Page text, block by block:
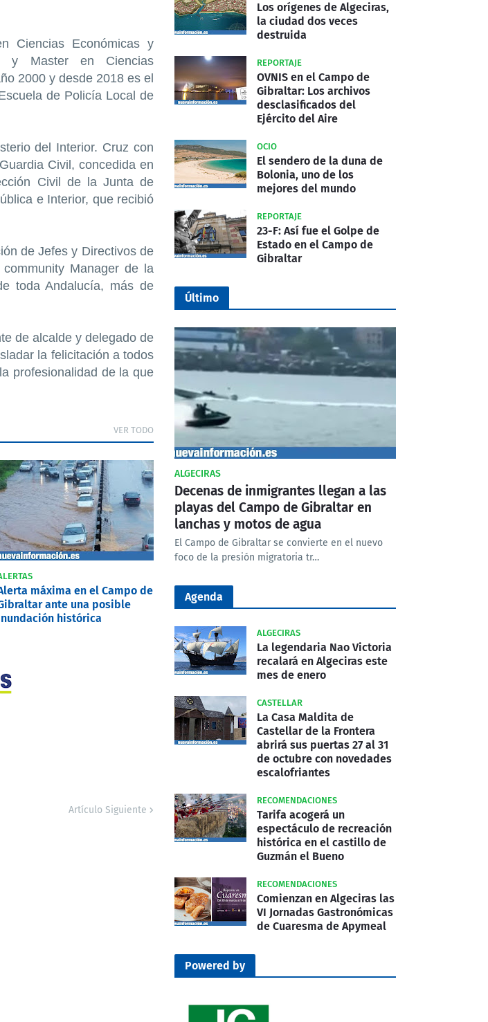
Ciencias Económicas y
y Master en Ciencias
2000 y desde 2018 es el
de Policía Local de
del Interior. Cruz con
Civil, concedida en
Civil de la Junta de
e Interior, que recibió
de Jefes y Directivos de
Manager de la
toda Andalucía, más de
de alcalde y delegado de
la felicitación a todos
profesionalidad de la que
VER TODO
máxima en el Campo de
ante una posible
histórica
Artículo Siguiente
Los orígenes de Algeciras,
la ciudad dos veces
destruida
REPORTAJE
OVNIS en el Campo de
Gibraltar: Los archivos
desclasificados del
Ejército del Aire
OCIO
El sendero de la duna de
Bolonia, uno de los
mejores del mundo
REPORTAJE
23-F: Así fue el Golpe de
Estado en el Campo de
Gibraltar
Último
ALGECIRAS
Decenas de inmigrantes llegan a las
playas del Campo de Gibraltar en
lanchas y motos de agua
El Campo de Gibraltar se convierte en el nuevo
foco de la presión migratoria tr…
Agenda
ALGECIRAS
La legendaria Nao Victoria
recalará en Algeciras este
mes de enero
CASTELLAR
La Casa Maldita de
Castellar de la Frontera
abrirá sus puertas 27 al 31
de octubre con novedades
escalofriantes
RECOMENDACIONES
Tarifa acogerá un
espectáculo de recreación
histórica en el castillo de
Guzmán el Bueno
RECOMENDACIONES
Comienzan en Algeciras las
VI Jornadas Gastronómicas
de Cuaresma de Apymeal
Powered by